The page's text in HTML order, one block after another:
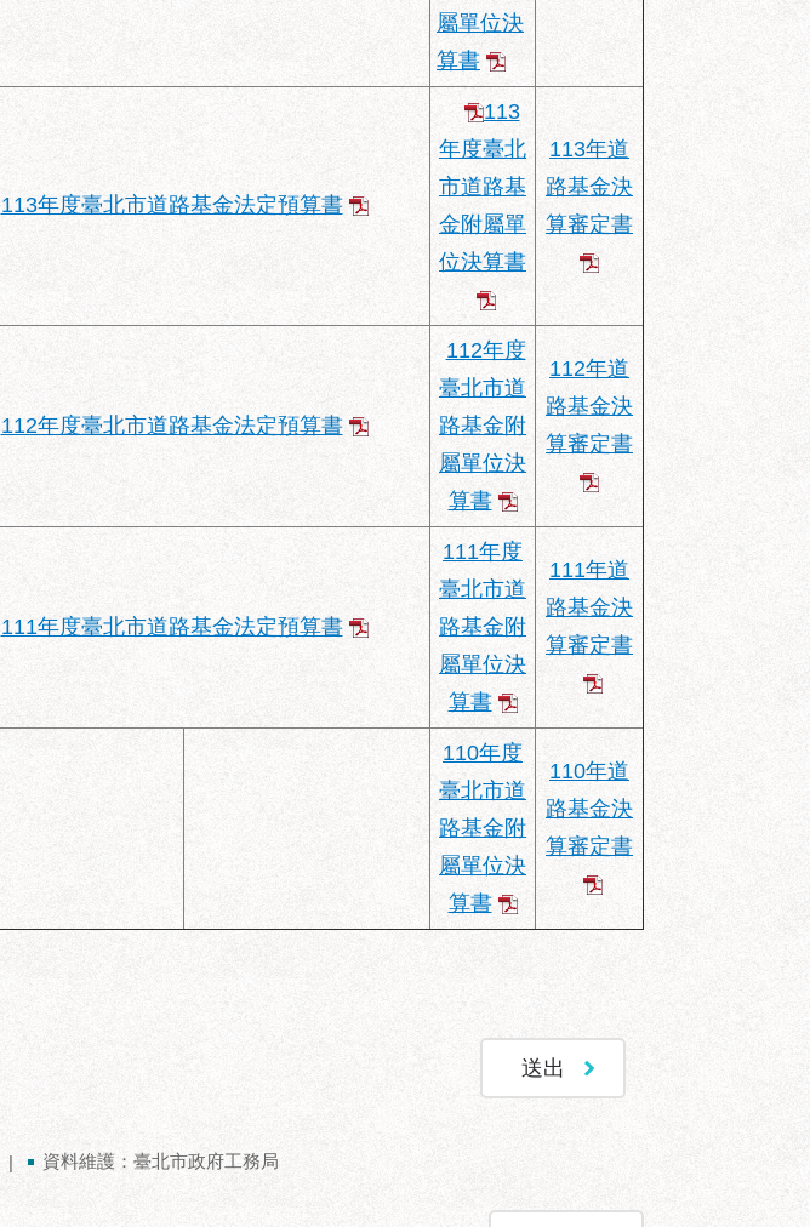
屬單位決
算書
113年度臺北市道路基金法定預算書
113
年度臺北
市道路基
金附屬單
位決算書
113年道
路基金決
算審定書
112年度臺北市道路基金法定預算書
112年度
臺北市道
路基金附
屬單位決
算書
112年道
路基金決
算審定書
111年度臺北市道路基金法定預算書
111年度
臺北市道
路基金附
屬單位決
算書
111年道
路基金決
算審定書
110年度
臺北市道
路基金附
屬單位決
算書
110年道
路基金決
算審定書
資料維護：臺北市政府工務局